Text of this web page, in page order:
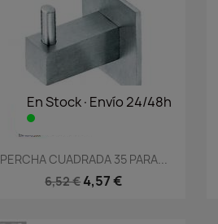
En Stock·Envío 24/48h
Vista rápida
PERCHA CUADRADA 35 PARA...
6,52 € 4,57 €